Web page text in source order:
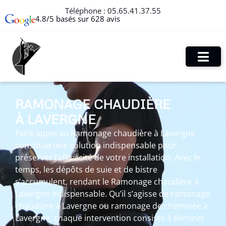
Téléphone : 05.65.41.37.55
4.8/5 basés sur 628 avis
RAMONAGE CHAUDIÈRE
À LAVERGNE
Faire appel au Ramonage chaudière à Lavergne
constitue une solution indispensable pour
préserver l’efficacité de votre installation. Avec le
temps, les dépôts de suie et de bistre
s’accumulent, rendant le Ramonage chaudière à
Lavergne indispensable. Qu’il s’agisse de ramonage
chaudière à Lavergne ou ramonage de cheminée à
Lavergne, chaque intervention consiste à éliminer